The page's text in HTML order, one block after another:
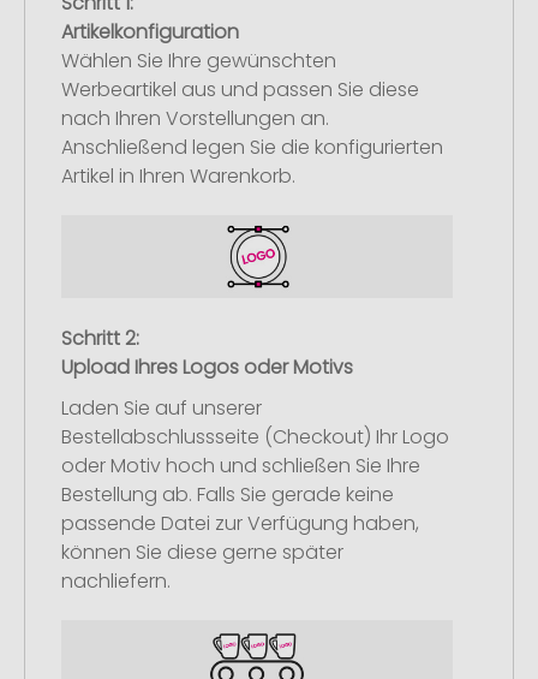
Artikelkonfiguration
Wählen Sie Ihre gewünschten
Werbeartikel aus und passen Sie diese
nach Ihren Vorstellungen an.
Anschließend legen Sie die konfigurierten
Artikel in Ihren Warenkorb.
Schritt 2:
Upload Ihres Logos oder Motivs
Laden Sie auf unserer
Bestellabschlussseite (Checkout) Ihr Logo
oder Motiv hoch und schließen Sie Ihre
Bestellung ab. Falls Sie gerade keine
passende Datei zur Verfügung haben,
können Sie diese gerne später
nachliefern.